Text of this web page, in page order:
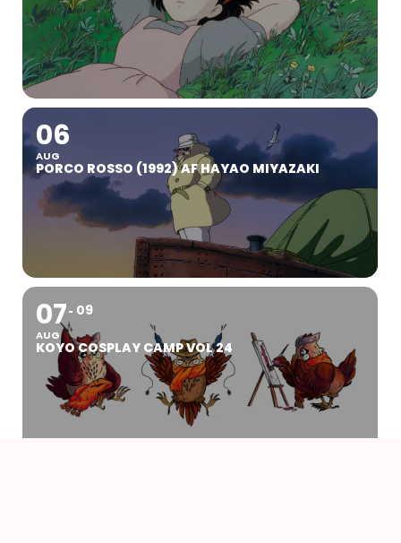
06
AUG
PORCO ROSSO (1992) AF HAYAO MIYAZAKI
07
AUG
09
KOYO COSPLAY CAMP VOL 24